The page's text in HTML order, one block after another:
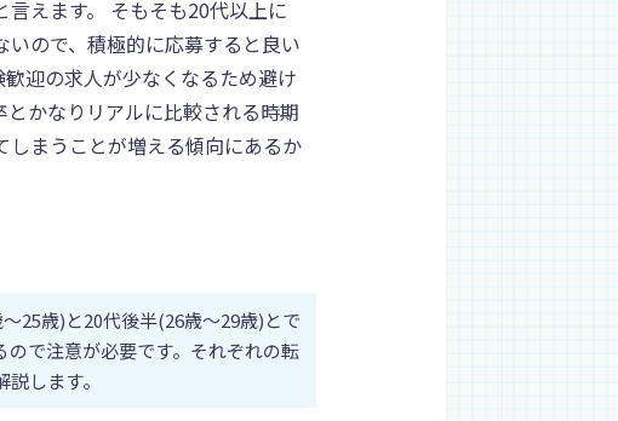
えます。 そもそも20代以上に
ので、積極的に応募すると良い
迎の求人が少なくなるため避け
かなりリアルに比較される時期
まうことが増える傾向にあるか
25歳)と20代後半(26歳〜29歳)とで
で注意が必要です。それぞれの転
します。